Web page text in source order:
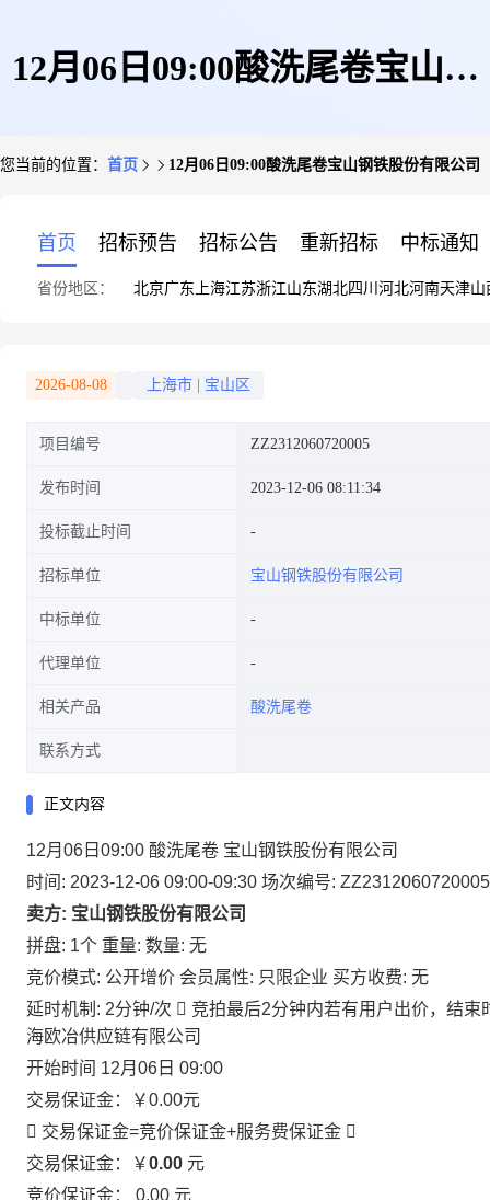
12月06日09:00酸洗尾卷宝山钢
您当前的位置： 首页 12月06日09:00酸洗尾卷宝山钢铁股份有限公司
首页 招标预告 招标公告 重新招标 中标通知
省份地区： 北京广东 上海江苏浙江山东湖北四川 河北河南天津山
2026-08-08 上海市 宝山区
项目编号 ZZ2312060720005
发布时间 2023-12-06 08:11:34
投标截止时间
招标单位 宝山钢铁股份有限公司
中标单位
代理单位
相关产品 酸洗尾卷
联系方式
正文内容
12月06日09:00 酸洗尾卷 宝山钢铁股份有限公司
时间: 2023-12-06 09:00-09:30 场次编号: ZZ2312060720005
卖方: 宝山钢铁股份有限公司
拼盘: 1个 重量: 数量: 无
竞价模式: 公开增价 会员属性: 只限企业 买方收费: 无
延时机制: 2分钟/次  竞拍最后2分钟内若有用户出价，结
海欧冶供应链有限公司
开始时间 12月06日 09:00
交易保证金：
￥0.00元
 交易保证金=竞价保证金+服务费保证金 
交易保证金：￥0.00 元
竞价保证金： 0.00 元